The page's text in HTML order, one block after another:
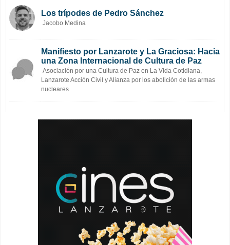
Los trípodes de Pedro Sánchez
Jacobo Medina
Manifiesto por Lanzarote y La Graciosa: Hacia
una Zona Internacional de Cultura de Paz
Asociación por una Cultura de Paz en La Vida Cotidiana,
Lanzarote Acción Civil y Alianza por los abolición de las armas
nucleares